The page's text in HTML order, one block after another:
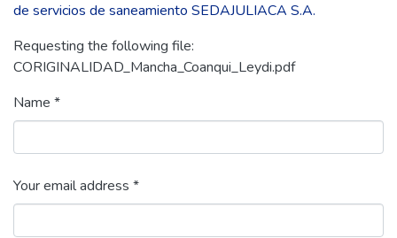
de servicios de saneamiento SEDAJULIACA S.A.
Requesting the following file:
CORIGINALIDAD_Mancha_Coanqui_Leydi.pdf
Name *
Your email address *